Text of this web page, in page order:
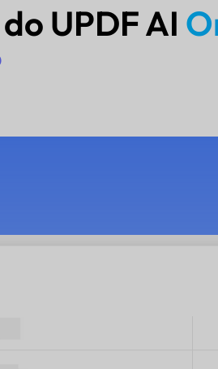
UPDF AI